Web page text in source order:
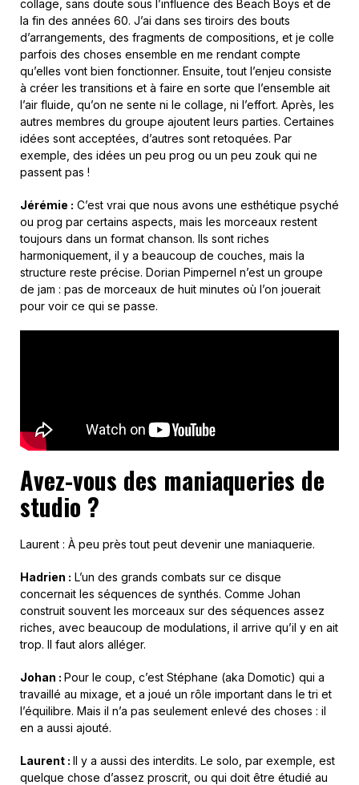
collage, sans doute sous l’influence des Beach Boys et de
la fin des années 60. J’ai dans ses tiroirs des bouts
d’arrangements, des fragments de compositions, et je colle
parfois des choses ensemble en me rendant compte
qu’elles vont bien fonctionner. Ensuite, tout l’enjeu consiste
à créer les transitions et à faire en sorte que l’ensemble ait
l’air fluide, qu’on ne sente ni le collage, ni l’effort. Après, les
autres membres du groupe ajoutent leurs parties. Certaines
idées sont acceptées, d’autres sont retoquées. Par
exemple, des idées un peu prog ou un peu zouk qui ne
passent pas !
Jérémie : C’est vrai que nous avons une esthétique psyché
ou prog par certains aspects, mais les morceaux restent
toujours dans un format chanson. Ils sont riches
harmoniquement, il y a beaucoup de couches, mais la
structure reste précise. Dorian Pimpernel n’est un groupe
de jam : pas de morceaux de huit minutes où l’on jouerait
pour voir ce qui se passe.
Avez-vous des maniaqueries de
studio ?
Laurent : À peu près tout peut devenir une maniaquerie.
Hadrien : L’un des grands combats sur ce disque
concernait les séquences de synthés. Comme Johan
construit souvent les morceaux sur des séquences assez
riches, avec beaucoup de modulations, il arrive qu’il y en ait
trop. Il faut alors alléger.
Johan : Pour le coup, c’est Stéphane (aka Domotic) qui a
travaillé au mixage, et a joué un rôle important dans le tri et
l’équilibre. Mais il n’a pas seulement enlevé des choses : il
en a aussi ajouté.
Laurent : Il y a aussi des interdits. Le solo, par exemple, est
quelque chose d’assez proscrit, ou qui doit être étudié au